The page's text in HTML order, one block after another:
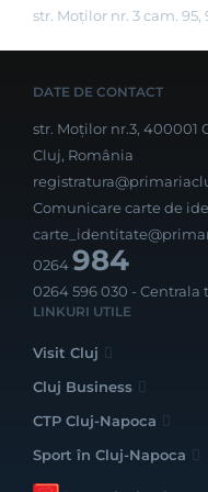
str. Moților nr. 3 cam. 95,
DATE DE CONTACT
str. Moților nr.3, 400001
Cluj, România
Comunicare carte de
0264984
0264 596 030 - Centrala
LINKURI UTILE
Visit Cluj
Cluj Business
CTP Cluj-Napoca
Sport în Cluj-Napoca